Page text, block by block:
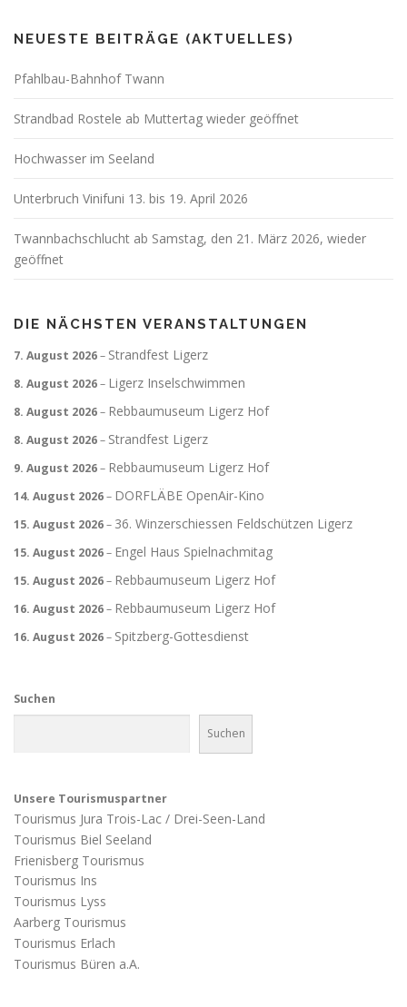
NEUESTE BEITRÄGE (AKTUELLES)
Pfahlbau-Bahnhof Twann
Strandbad Rostele ab Muttertag wieder geöffnet
Hochwasser im Seeland
Unterbruch Vinifuni 13. bis 19. April 2026
Twannbachschlucht ab Samstag, den 21. März 2026, wieder
geöffnet
DIE NÄCHSTEN VERANSTALTUNGEN
7. August 2026– Strandfest Ligerz
8. August 2026– Ligerz Inselschwimmen
8. August 2026– Rebbaumuseum Ligerz Hof
8. August 2026– Strandfest Ligerz
9. August 2026– Rebbaumuseum Ligerz Hof
14. August 2026– DORFLÄBE OpenAir-Kino
15. August 2026– 36. Winzerschiessen Feldschützen Ligerz
15. August 2026– Engel Haus Spielnachmitag
15. August 2026– Rebbaumuseum Ligerz Hof
16. August 2026– Rebbaumuseum Ligerz Hof
16. August 2026– Spitzberg-Gottesdienst
Suchen
Suchen
Unsere Tourismuspartner
Tourismus Jura Trois-Lac / Drei-Seen-Land
Tourismus Biel Seeland
Frienisberg Tourismus
Tourismus Ins
Tourismus Lyss
Aarberg Tourismus
Tourismus Erlach
Tourismus Büren a.A.